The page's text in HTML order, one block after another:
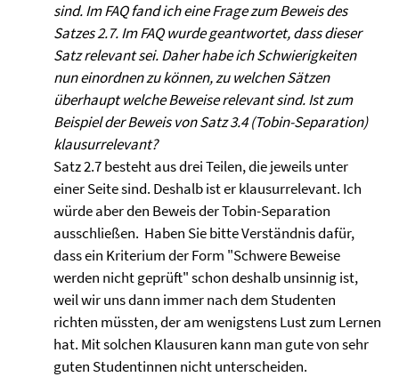
sind. Im FAQ fand ich eine Frage zum Beweis des
Satzes 2.7. Im FAQ wurde geantwortet, dass dieser
Satz relevant sei. Daher habe ich Schwierigkeiten
nun einordnen zu können, zu welchen Sätzen
überhaupt welche Beweise relevant sind. Ist zum
Beispiel der Beweis von Satz 3.4 (Tobin-Separation)
klausurrelevant?
Satz 2.7 besteht aus drei Teilen, die jeweils unter
einer Seite sind. Deshalb ist er klausurrelevant. Ich
würde aber den Beweis der Tobin-Separation
ausschließen. Haben Sie bitte Verständnis dafür,
dass ein Kriterium der Form "Schwere Beweise
werden nicht geprüft" schon deshalb unsinnig ist,
weil wir uns dann immer nach dem Studenten
richten müssten, der am wenigstens Lust zum Lernen
hat. Mit solchen Klausuren kann man gute von sehr
guten Studentinnen nicht unterscheiden.